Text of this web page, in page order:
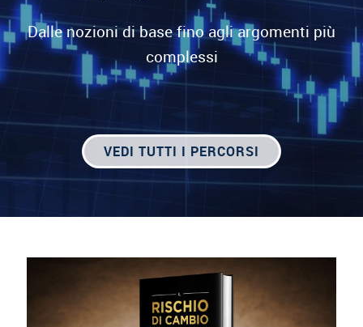
Dalle nozioni di base fino agli argomenti più
complessi
VEDI TUTTI I PERCORSI